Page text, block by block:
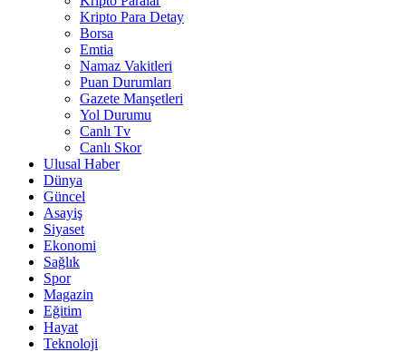
Kripto Para Detay
Borsa
Emtia
Namaz Vakitleri
Puan Durumları
Gazete Manşetleri
Yol Durumu
Canlı Tv
Canlı Skor
Ulusal Haber
Dünya
Güncel
Asayiş
Siyaset
Ekonomi
Sağlık
Spor
Magazin
Eğitim
Hayat
Teknoloji